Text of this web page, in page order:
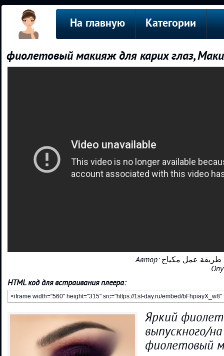
На главную Категории
фиолетовый макияж для карих глаз,
Автор:
HTML код для встраивания плеера:
Яркий
выпускного/на
фиолетовый